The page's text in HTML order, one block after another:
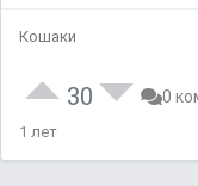
Кошаки
30 0
1 лет